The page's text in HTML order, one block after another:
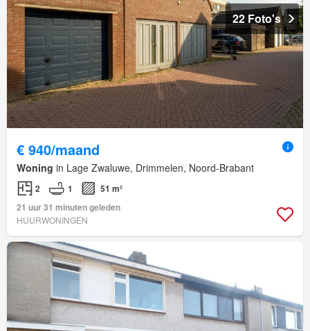
22 Foto's
€ 940/maand
Woning in Lage Zwaluwe, Drimmelen, Noord-Brabant
2 1
51 m²
21 uur 31 minuten geleden
HUURWONINGEN